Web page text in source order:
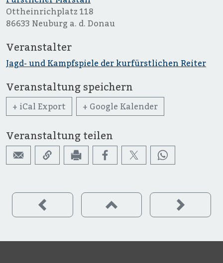
Ottheinrichplatz 118
86633 Neuburg a. d. Donau
Veranstalter
Jagd- und Kampfspiele der kurfürstlichen Reiter
Veranstaltung speichern
+ iCal Export + Google Kalender
Veranstaltung teilen